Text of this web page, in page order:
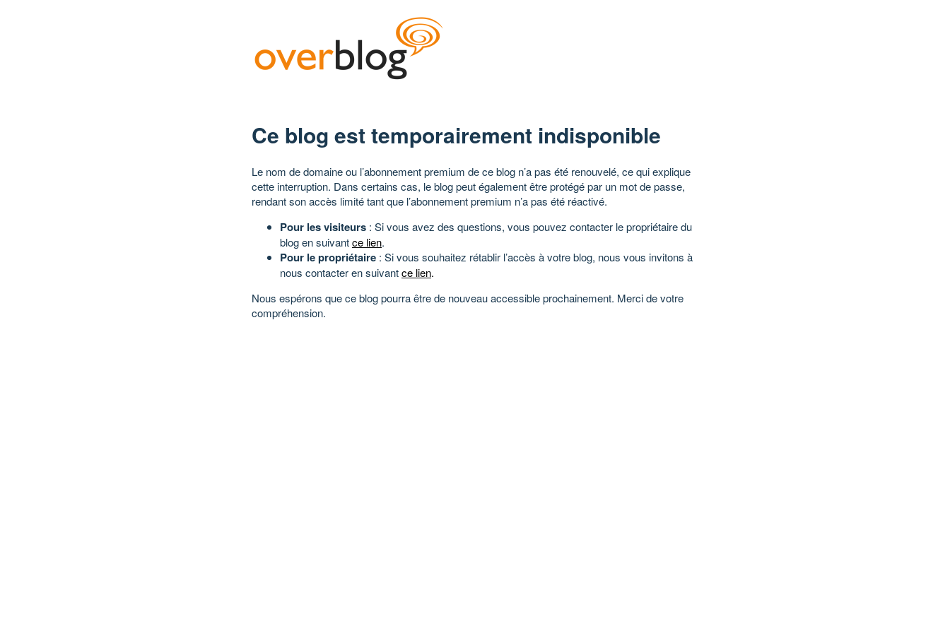
Ce blog est temporairement indisponible
Le nom de domaine ou l’abonnement premium de ce blog n’a pas été renouvelé, ce qui explique
cette interruption. Dans certains cas, le blog peut également être protégé par un mot de passe,
rendant son accès limité tant que l’abonnement premium n’a pas été réactivé.
Pour les visiteurs : Si vous avez des questions, vous pouvez contacter le propriétaire du
blog en suivantce lien.
Pour le propriétaire : Si vous souhaitez rétablir l’accès à votre blog, nous vous invitons à
nous contacter en suivantce lien.
Nous espérons que ce blog pourra être de nouveau accessible prochainement. Merci de votre
compréhension.